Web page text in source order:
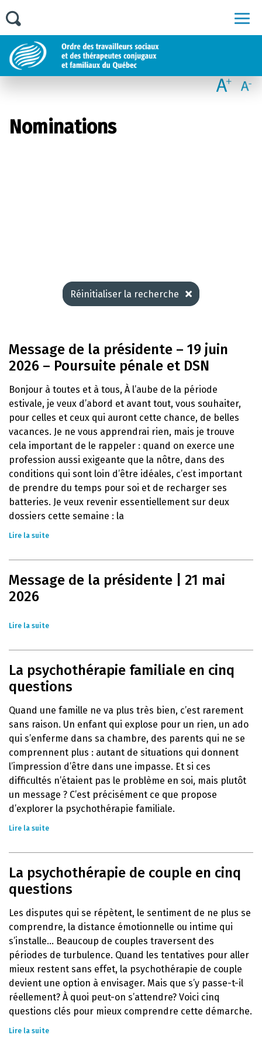
Nominations
Réinitialiser la recherche
Message de la présidente – 19 juin
2026 – Poursuite pénale et DSN
Bonjour à toutes et à tous, À l’aube de la période
estivale, je veux d’abord et avant tout, vous souhaiter,
pour celles et ceux qui auront cette chance, de belles
vacances. Je ne vous apprendrai rien, mais je trouve
cela important de le rappeler : quand on exerce une
profession aussi exigeante que la nôtre, dans des
conditions qui sont loin d’être idéales, c’est important
de prendre du temps pour soi et de recharger ses
batteries. Je veux revenir essentiellement sur deux
dossiers cette semaine : la
Lire la suite
Message de la présidente | 21 mai
2026
Lire la suite
La psychothérapie familiale en cinq
questions
Quand une famille ne va plus très bien, c’est rarement
sans raison. Un enfant qui explose pour un rien, un ado
qui s’enferme dans sa chambre, des parents qui ne se
comprennent plus : autant de situations qui donnent
l’impression d’être dans une impasse. Et si ces
difficultés n’étaient pas le problème en soi, mais plutôt
un message ? C’est précisément ce que propose
d’explorer la psychothérapie familiale.
Lire la suite
La psychothérapie de couple en cinq
questions
Les disputes qui se répètent, le sentiment de ne plus se
comprendre, la distance émotionnelle ou intime qui
s’installe… Beaucoup de couples traversent des
périodes de turbulence. Quand les tentatives pour aller
mieux restent sans effet, la psychothérapie de couple
devient une option à envisager. Mais que s’y passe-t-il
réellement? À quoi peut-on s’attendre? Voici cinq
questions clés pour mieux comprendre cette démarche.
Lire la suite